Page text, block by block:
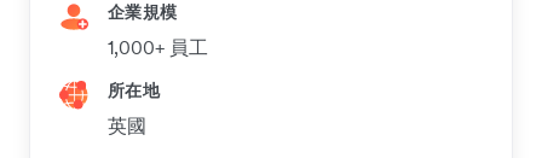
企業規模
1,000+ 員工
所在地
英國